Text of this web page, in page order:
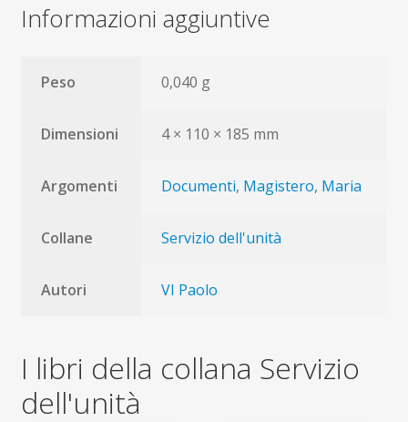
Informazioni aggiuntive
Peso 0,040 g
Dimensioni 4 × 110 × 185 mm
Argomenti Documenti, Magistero, Maria
Collane Servizio dell'unità
Autori VI Paolo
I libri della collana Servizio
dell'unità